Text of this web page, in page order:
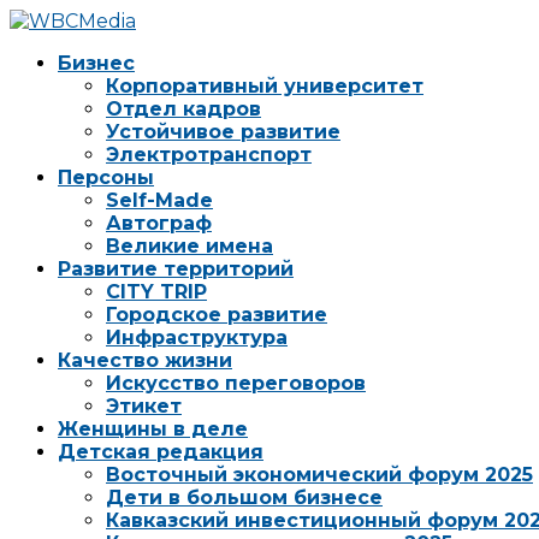
Бизнес
Корпоративный университет
Отдел кадров
Устойчивое развитие
Электротранспорт
Персоны
Self-Made
Автограф
Великие имена
Развитие территорий
CITY TRIP
Городское развитие
Инфраструктура
Качество жизни
Искусство переговоров
Этикет
Женщины в деле
Детская редакция
Восточный экономический форум 2025
Дети в большом бизнесе
Кавказский инвестиционный форум